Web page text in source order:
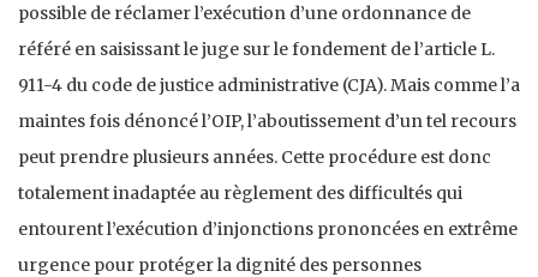
possible de réclamer l’exécution d’une ordonnance de
référé en saisissant le juge sur le fondement de l’article L.
911-4 du code de justice administrative (CJA). Mais comme l’a
maintes fois dénoncé l’OIP, l’aboutissement d’un tel recours
peut prendre plusieurs années. Cette procédure est donc
totalement inadaptée au règlement des difficultés qui
entourent l’exécution d’injonctions prononcées en extrême
urgence pour protéger la dignité des personnes